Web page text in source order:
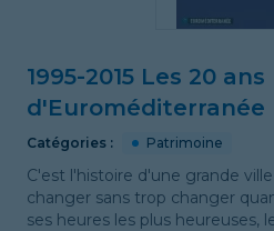
1995-2015 Les 20 ans
d'Euroméditerranée
Catégories : Patrimoine
C'est l'histoire d'une grande
changer sans trop changer
ses heures les plus heureuses,